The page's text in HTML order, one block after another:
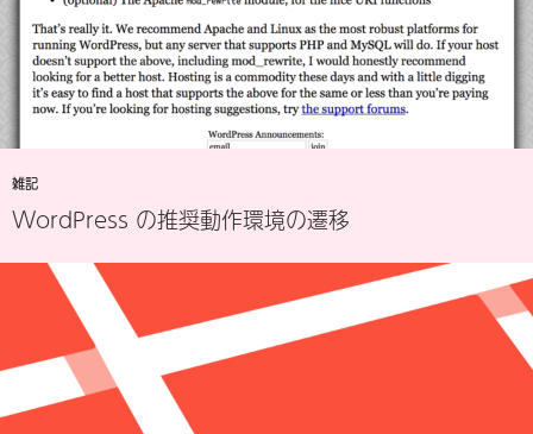
雑記
WordPress の推奨動作環境の遷移